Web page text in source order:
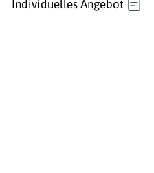
Individuelles Angebot